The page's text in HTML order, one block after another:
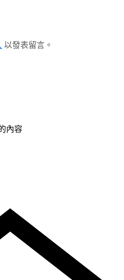
以發表留言。
內容